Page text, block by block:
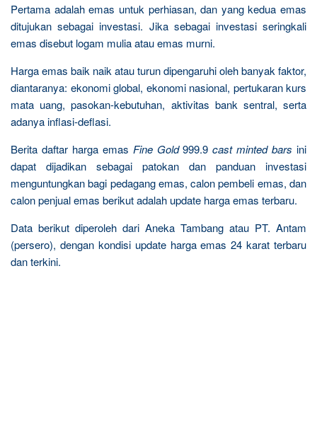
Pertama adalah emas untuk perhiasan, dan yang kedua emas
ditujukan sebagai investasi. Jika sebagai investasi seringkali
emas disebut logam mulia atau emas murni.
Harga emas baik naik atau turun dipengaruhi oleh banyak faktor,
diantaranya: ekonomi global, ekonomi nasional, pertukaran kurs
mata uang, pasokan-kebutuhan, aktivitas bank sentral, serta
adanya inflasi-deflasi.
Berita daftar harga emas Fine Gold999.9cast minted barsini
dapat dijadikan sebagai patokan dan panduan investasi
menguntungkan bagi pedagang emas, calon pembeli emas, dan
calon penjual emas berikut adalah update harga emas terbaru.
Data berikut diperoleh dari Aneka Tambang atau PT. Antam
(persero), dengan kondisi update harga emas 24 karat terbaru
dan terkini.